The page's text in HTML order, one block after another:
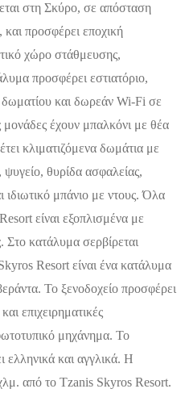
στη Σκύρο, σε απόσταση
προσφέρει εποχική
χώρο στάθμευσης,
προσφέρει εστιατόριο,
και δωρεάν Wi-Fi σε
έχουν μπαλκόνι με θέα
κλιματιζόμενα δωμάτια με
ψυγείο, θυρίδα ασφαλείας,
ιδιωτικό μπάνιο με ντους. Όλα
είναι εξοπλισμένα με
Στο κατάλυμα σερβίρεται
Resort είναι ένα κατάλυμα
Το ξενοδοχείο προσφέρει
επιχειρηματικές
μηχάνημα. Το
ελληνικά και αγγλικά. Η
από το Tzanis Skyros Resort.